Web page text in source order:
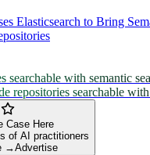
Elasticsearch to Bring
searchable with semantic
repositories searchable
Case Here
of AI practitioners
→Advertise